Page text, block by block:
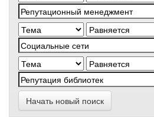
Начать новый поиск